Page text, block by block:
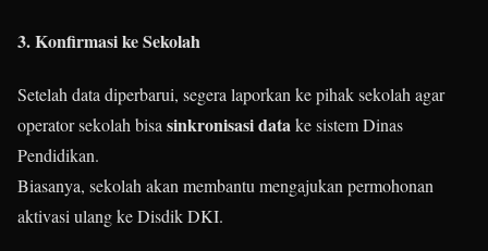
3.Konfirmasi ke Sekolah
Setelah data diperbarui, segera laporkan ke pihak sekolah agar
operator sekolah bisasinkronisasi datake sistem Dinas
Pendidikan.
Biasanya, sekolah akan membantu mengajukan permohonan
aktivasi ulang ke Disdik DKI.